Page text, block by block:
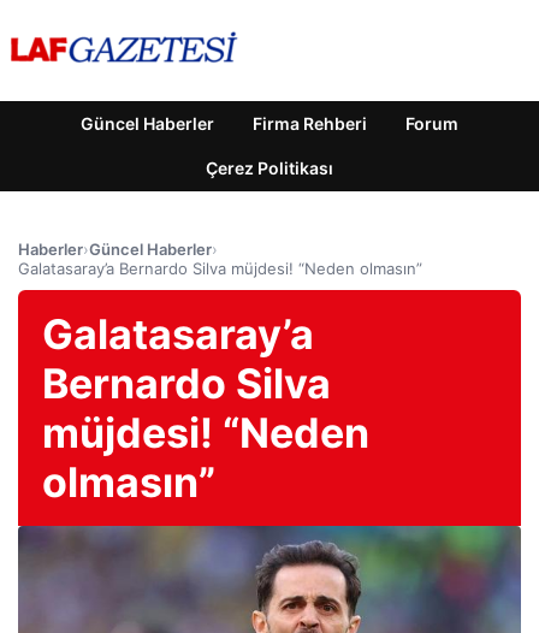
Güncel Haberler Firma Rehberi Forum
Çerez Politikası
Haberler›Güncel Haberler›
Galatasaray’a Bernardo Silva müjdesi! “Neden olmasın”
Galatasaray’a
Bernardo Silva
müjdesi! “Neden
olmasın”